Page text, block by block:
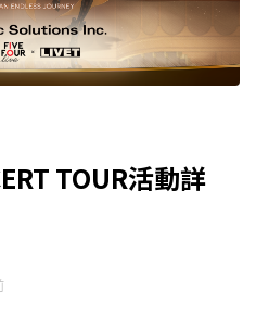
TOUR活動詳